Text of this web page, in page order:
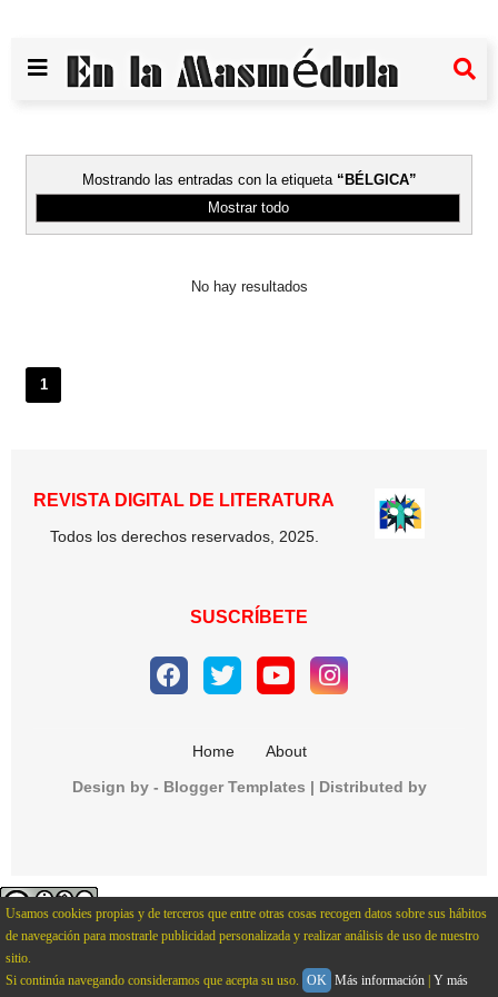
Mostrando las entradas con la etiqueta
BÉLGICA
Mostrar todo
No hay resultados
1
REVISTA DIGITAL DE LITERATURA
Todos los derechos reservados, 2025.
SUSCRÍBETE
Home
About
Design by - Blogger Templates | Distributed by
Usamos cookies propias y de terceros que entre otras cosas recogen datos sobre sus hábitos
de navegación para mostrarle publicidad personalizada y realizar análisis de uso de nuestro
sitio.
Si continúa navegando consideramos que acepta su uso. OK Más información Y más
La revista En la Masmédula está bajo unaLicencia Creative
Commons Atribución-NoComercial-SinDerivadas 4.0 Internacional